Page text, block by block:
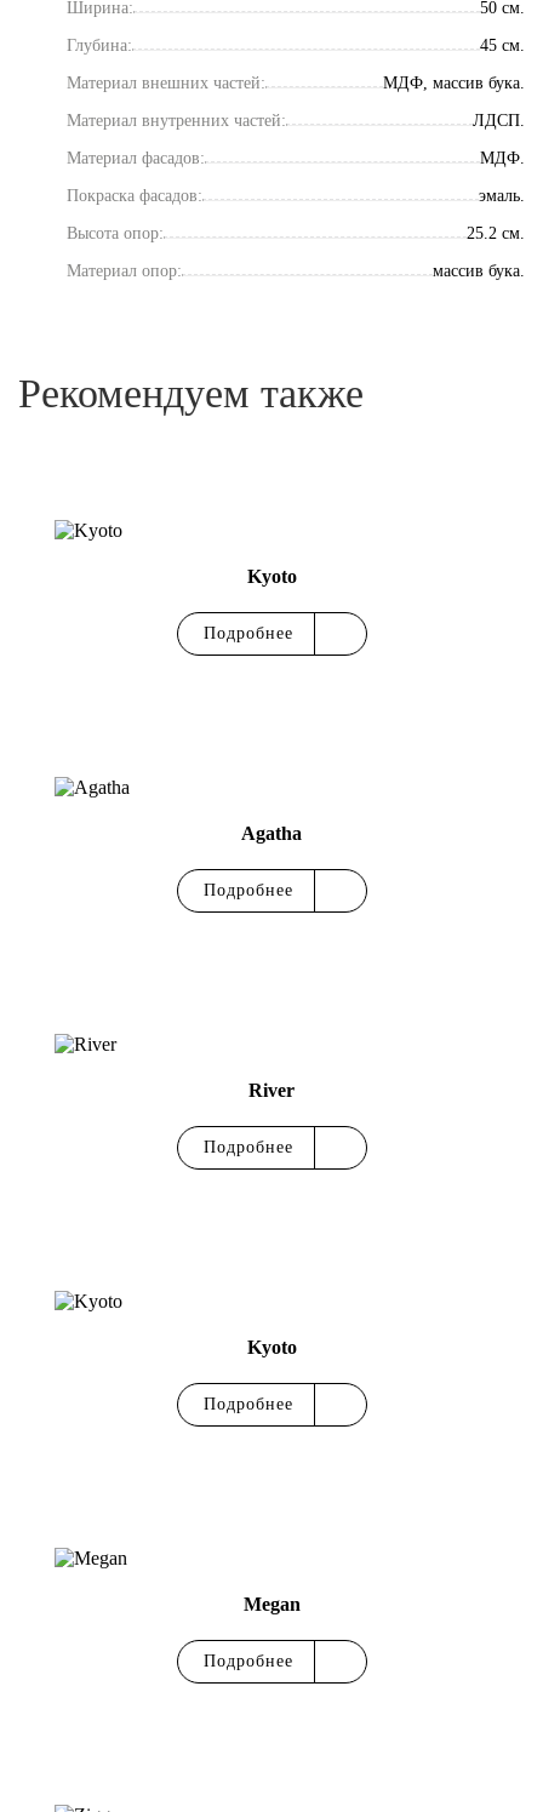
Ширина: 50 см.
Глубина: 45 см.
Материал внешних частей: МДФ, массив бука.
Материал внутренних частей: ЛДСП.
Материал фасадов: МДФ.
Покраска фасадов: эмаль.
Высота опор: 25.2 см.
Материал опор: массив бука.
Рекомендуем также
Kyoto
Подробнее
Agatha
Подробнее
River
Подробнее
Kyoto
Подробнее
Megan
Подробнее